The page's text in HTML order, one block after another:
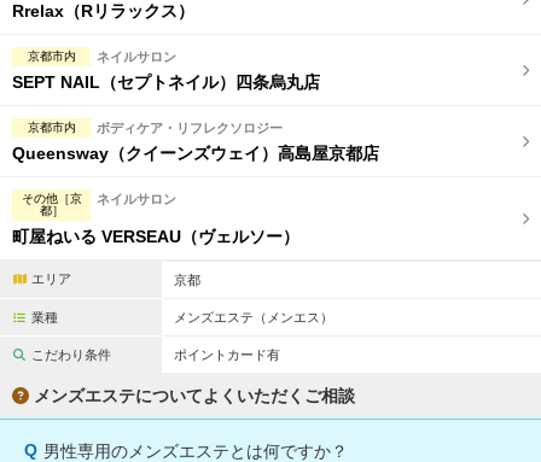
Rrelax（Rリラックス）
京都市内 ネイルサロン
SEPT NAIL（セプトネイル）四条烏丸店
京都市内 ボディケア・リフレクソロジー
Queensway（クイーンズウェイ）高島屋京都店
その他［京
都］
ネイルサロン
町屋ねいる VERSEAU（ヴェルソー）
エリア 京都
業種 メンズエステ（メンエス）
こだわり条件 ポイントカード有
メンズエステについてよくいただくご相談
Q 男性専用のメンズエステとは何ですか？